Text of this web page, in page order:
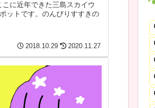
に近年できた三島スカイウ
ットです。のんびりすすきの
2018.10.29 2020.11.27